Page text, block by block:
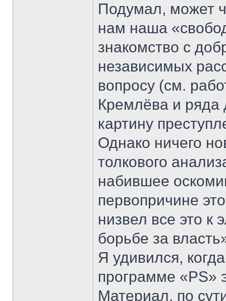
Подумал, может
нам наша
знакомство с
независимых
вопросу (см.
Кремлёва и ряда
картину
Однако ничего
толкового
набившее
первопричине
низвел все это к
борьбе за
Я удивился,
программе «PS»
Материал, по